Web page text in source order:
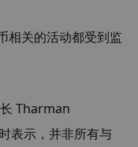
相关的活动都受到监
Tharman
表示，并非所有与